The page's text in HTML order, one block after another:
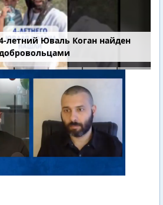
летний Юваль Коган найден